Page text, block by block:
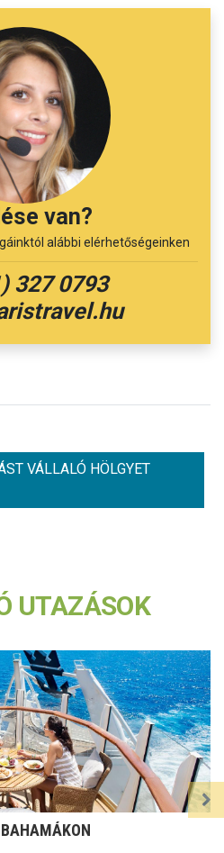
van?
alábbi elérhetőségeinken
327 0793
VÁLLALÓ HÖLGYET
UTAZÁSOK